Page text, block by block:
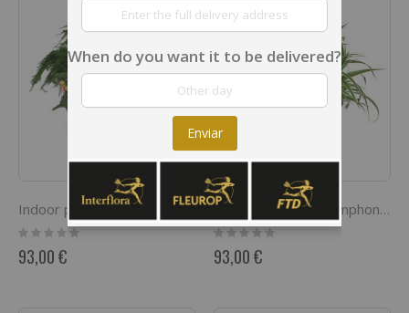
Indoor plant pot 'Symphony of plants'
Rating:
0%
93,00 €
Indoor plant pot 'Symphony of plants'
Rating:
0%
93,00 €
When do you want it to be delivered?
Enviar